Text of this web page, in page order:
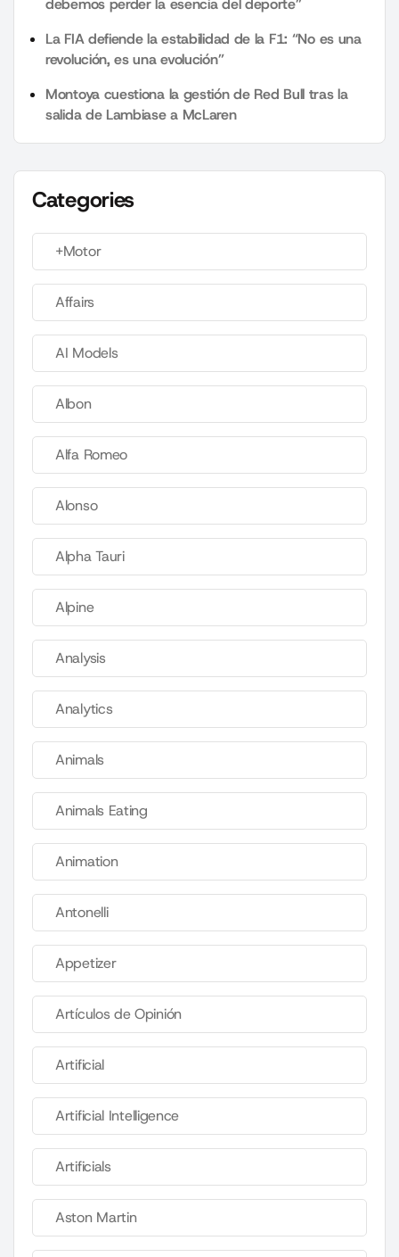
debemos perder la esencia del deporte”
La FIA defiende la estabilidad de la F1: “No es una
revolución, es una evolución”
Montoya cuestiona la gestión de Red Bull tras la
salida de Lambiase a McLaren
Categories
+Motor
Affairs
AI Models
Albon
Alfa Romeo
Alonso
Alpha Tauri
Alpine
Analysis
Analytics
Animals
Animals Eating
Animation
Antonelli
Appetizer
Artículos de Opinión
Artificial
Artificial Intelligence
Artificials
Aston Martin